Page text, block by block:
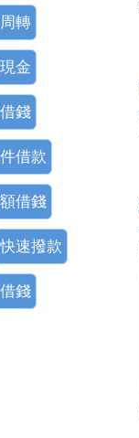
轉
金
錢
借款
借錢
快速撥款
錢